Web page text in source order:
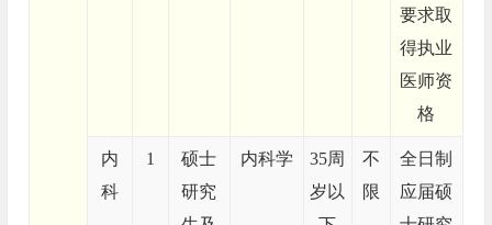
要求取
得执业
医师资
格
内
科
1
硕士
研究
内科学
35周
岁以
不
限
全日制
应届硕